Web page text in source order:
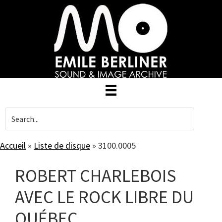
Accueil » Liste de disque » 3100.0005
ROBERT CHARLEBOIS
AVEC LE ROCK LIBRE DU